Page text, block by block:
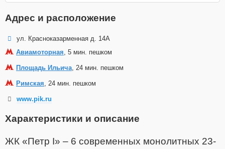
Адрес и расположение
ул. Красноказарменная д. 14А
Авиамоторная , 5 мин. пешком
Площадь Ильича , 24 мин. пешком
Римская , 24 мин. пешком
www.pik.ru
Характеристики и описание
ЖК «Петр I» – 6 современных монолитных 23-